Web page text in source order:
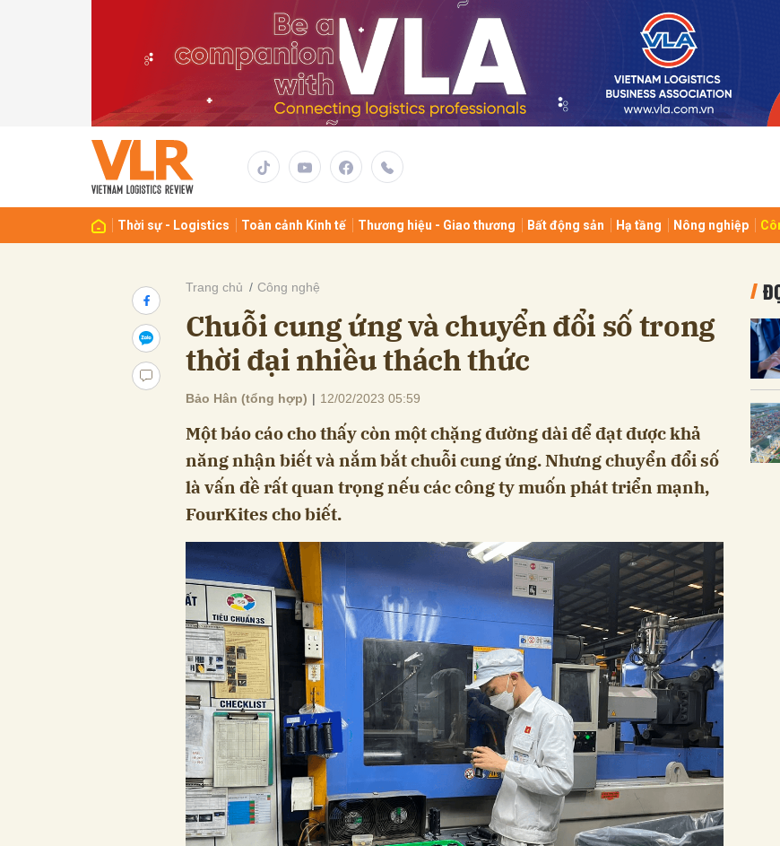
Thời sự - Logistics Toàn cảnh Kinh tế Thương hiệu - Giao thương Bất động sản Hạ tầng Nông nghiệp
Trang chủ Công nghệ
Chuỗi cung ứng và chuyển đổi số trong
thời đại nhiều thách thức
Bảo Hân (tổng hợp) | 12/02/2023 05:59
Một báo cáo cho thấy còn một chặng đường dài để đạt được khả
năng nhận biết và nắm bắt chuỗi cung ứng. Nhưng chuyển đổi số
là vấn đề rất quan trọng nếu các công ty muốn phát triển mạnh,
FourKites cho biết.
Gửi bình luận